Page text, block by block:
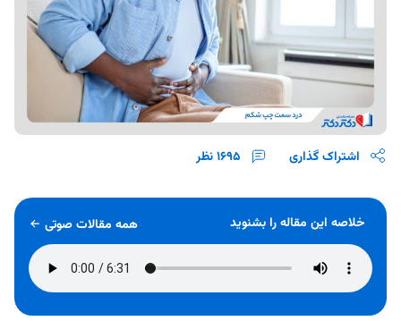
اشتراک گذاری 1695نظر
خلاصه این مقاله را بشنوید همه مقالات صوتی